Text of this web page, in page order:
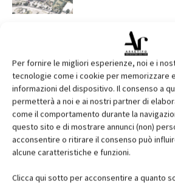
Per fornire le migliori esperienze, noi e i
tecnologie come i cookie per memorizzare
informazioni del dispositivo. Il consenso a
permetterà a noi e ai nostri partner di
come il comportamento durante la
questo sito e di mostrare annunci (non)
acconsentire o ritirare il consenso può
alcune caratteristiche e funzioni.
Clicca qui sotto per acconsentire a quanto
ARCHITECT@WORK
Edilizia, VELUX e